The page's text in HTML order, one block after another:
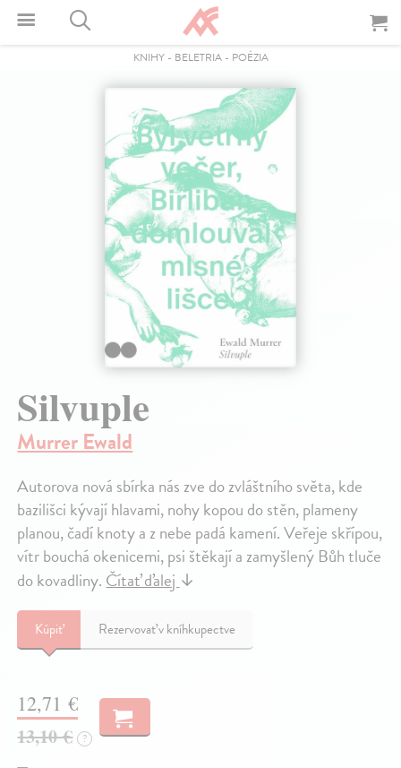
KNIHY- BELETRIA- POÉZIA
Silvuple
Murrer Ewald
Autorova nová sbírka nás zve do zvláštního světa, kde
bazilišci kývají hlavami, nohy kopou do stěn, plameny
planou, čadí knoty a z nebe padá kamení. Veřeje skřípou,
vítr bouchá okenicemi, psi štěkají a zamyšlený Bůh tluče
do kovadliny.Čítať ďalej↓
Kúpiť Rezervovať v kníhkupectve
12,71 €
13,10 €
?